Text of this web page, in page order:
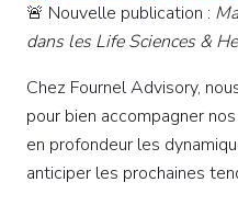
🚨 Nouvelle publication :
dans les Life Sciences &
Chez Fournel Advisory,
pour bien accompagner
en profondeur les
anticiper les prochaines